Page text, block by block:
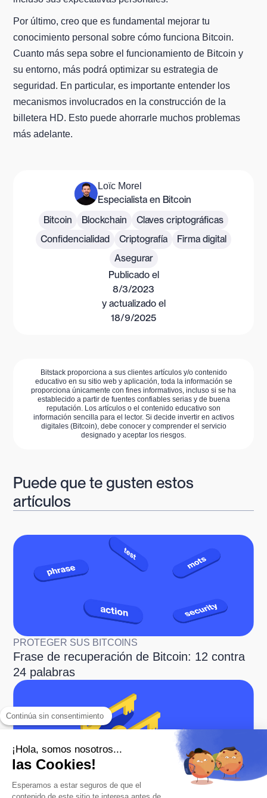
Continúa sin consentimiento
¡Hola, somos nosotros...
las Cookies!
Esperamos a estar seguros de que el
Por último, creo que es fundamental mejorar tu
conocimiento personal sobre cómo funciona Bitcoin.
Cuanto más sepa sobre el funcionamiento de Bitcoin y
su entorno, más podrá optimizar su estrategia de
seguridad. En particular, es importante entender los
mecanismos involucrados en la construcción de la
billetera HD. Esto puede ahorrarle muchos problemas
más adelante.
Loïc Morel
Especialista en Bitcoin
Bitcoin
Blockchain
Claves criptográficas
Confidencialidad
Criptografía
Firma digital
Asegurar
Publicado el
8/3/2023
y actualizado el
18/9/2025
Bitstack proporciona a sus clientes artículos y/o contenido
educativo en su sitio web y aplicación, toda la información se
proporciona únicamente con fines informativos, incluso si se ha
establecido a partir de fuentes confiables serias y de buena
reputación. Los artículos o el contenido educativo son
información sencilla para el lector. Si decide invertir en activos
digitales (Bitcoin), debe conocer y comprender el servicio
designado y aceptar los riesgos.
Puede que te gusten estos
artículos
PROTEGER SUS BITCOINS
Frase de recuperación de Bitcoin: 12 contra
24 palabras
PROTEGER SUS BITCOINS